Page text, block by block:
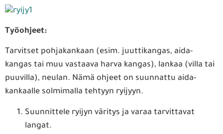
Työohjeet:
Tarvitset pohjakankaan (esim. juuttikangas, aida-
kangas tai muu vastaava harva kangas), lankaa (villa tai
puuvilla), neulan. Nämä ohjeet on suunnattu aida-
kankaalle solmimalla tehtyyn ryijyyn.
Suunnittele ryijyn väritys ja varaa tarvittavat
langat.